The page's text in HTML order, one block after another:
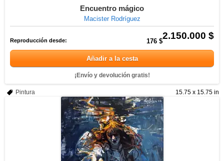
Encuentro mágico
Macister Rodríguez
2.150.000 $
Reproducción desde: 176 $
Añadir a la cesta
¡Envío y devolución gratis!
15.75 x 15.75 in
Pintura